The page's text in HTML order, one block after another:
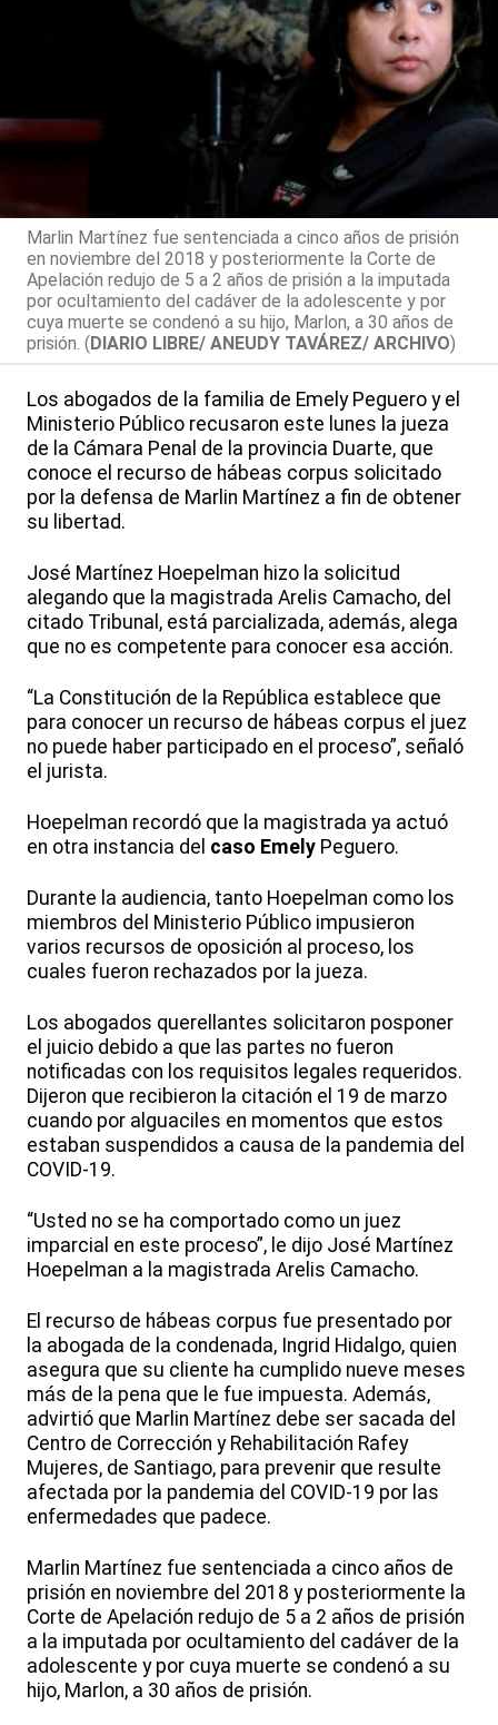
Marlin Martínez fue sentenciada a cinco años de prisión
en noviembre del 2018 y posteriormente la Corte de
Apelación redujo de 5 a 2 años de prisión a la imputada
por ocultamiento del cadáver de la adolescente y por
cuya muerte se condenó a su hijo, Marlon, a 30 años de
prisión. (DIARIO LIBRE/ ANEUDY TAVÁREZ/ ARCHIVO)
Los abogados de la familia de Emely Peguero y el
Ministerio Público recusaron este lunes la jueza
de la Cámara Penal de la provincia Duarte, que
conoce el recurso de hábeas corpus solicitado
por la defensa de Marlin Martínez a fin de obtener
su libertad.
José Martínez Hoepelman hizo la solicitud
alegando que la magistrada Arelis Camacho, del
citado Tribunal, está parcializada, además, alega
que no es competente para conocer esa acción.
“La Constitución de la República establece que
para conocer un recurso de hábeas corpus el juez
no puede haber participado en el proceso”, señaló
el jurista.
Hoepelman recordó que la magistrada ya actuó
en otra instancia del caso Emely Peguero.
Durante la audiencia, tanto Hoepelman como los
miembros del Ministerio Público impusieron
varios recursos de oposición al proceso, los
cuales fueron rechazados por la jueza.
Los abogados querellantes solicitaron posponer
el juicio debido a que las partes no fueron
notificadas con los requisitos legales requeridos.
Dijeron que recibieron la citación el 19 de marzo
cuando por alguaciles en momentos que estos
estaban suspendidos a causa de la pandemia del
COVID-19.
“Usted no se ha comportado como un juez
imparcial en este proceso”, le dijo José Martínez
Hoepelman a la magistrada Arelis Camacho.
El recurso de hábeas corpus fue presentado por
la abogada de la condenada, Ingrid Hidalgo, quien
asegura que su cliente ha cumplido nueve meses
más de la pena que le fue impuesta. Además,
advirtió que Marlin Martínez debe ser sacada del
Centro de Corrección y Rehabilitación Rafey
Mujeres, de Santiago, para prevenir que resulte
afectada por la pandemia del COVID-19 por las
enfermedades que padece.
Marlin Martínez fue sentenciada a cinco años de
prisión en noviembre del 2018 y posteriormente la
Corte de Apelación redujo de 5 a 2 años de prisión
a la imputada por ocultamiento del cadáver de la
adolescente y por cuya muerte se condenó a su
hijo, Marlon, a 30 años de prisión.